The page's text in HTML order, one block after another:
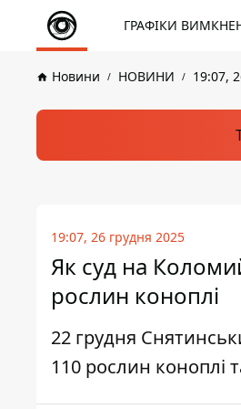
ГРАФІКИ
Новини НОВИНИ 19:07,
19:07, 26 грудня 2025
Як суд на
рослин коноплі
22 грудня
110 рослин коноплі